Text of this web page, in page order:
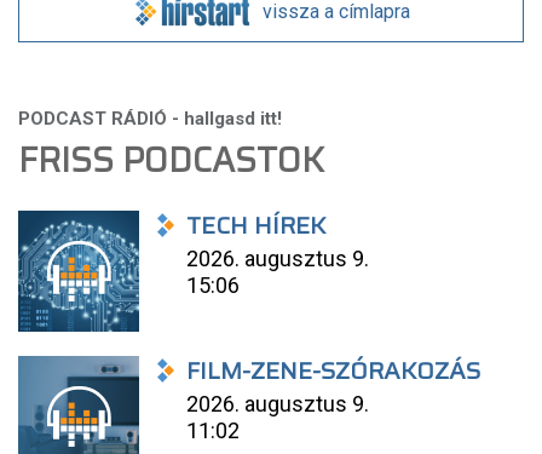
vissza a címlapra
FRISS PODCASTOK
TECH HÍREK
2026. augusztus 9.
15:06
FILM-ZENE-SZÓRAKOZÁS
2026. augusztus 9.
11:02